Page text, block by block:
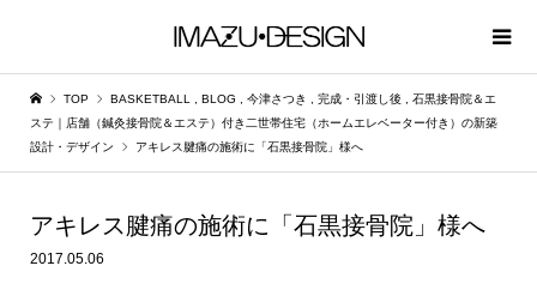
TOP BASKETBALL BLOG 今津さつき 完成・引渡し後
石黒接骨院＆エ
ステ｜店舗（鍼灸接骨院＆エステ）付き二世帯住宅（ホームエレベーター付き）の新築
設計・デザイン
アキレス腱痛の施術に「石黒接骨院」様へ
アキレス腱痛の施術に「石黒接骨院」様へ
2017.05.06